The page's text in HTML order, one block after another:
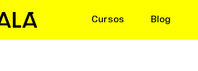
Cursos Blog